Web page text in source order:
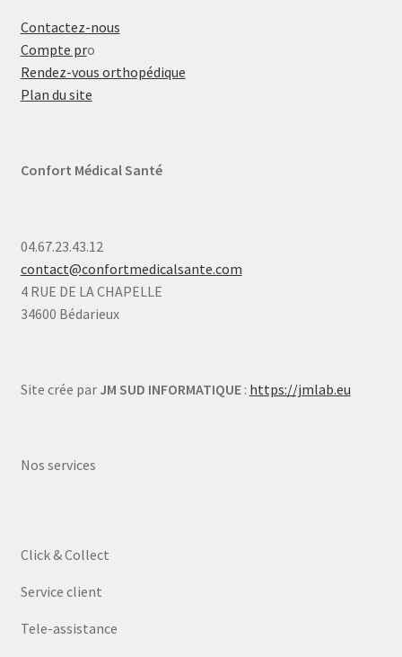
Contactez-nous
Compte pro
Rendez-vous orthopédique
Plan du site
Confort Médical Santé
04.67.23.43.12
contact@confortmedicalsante.com
4 RUE DE LA CHAPELLE
34600 Bédarieux
Site crée par JM SUD INFORMATIQUE: https://jmlab.eu
Nos services
Click & Collect
Service client
Tele-assistance